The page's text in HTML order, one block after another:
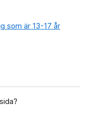
som är 13-17 år